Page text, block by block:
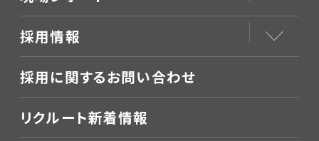
採用情報
採用に関するお問い合わせ
リクルート新着情報